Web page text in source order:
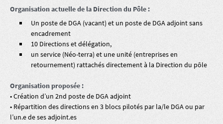
Organisation actuelle de la Direction du Pôle :
Un poste de DGA (vacant) et un poste de DGA adjoint sans
encadrement
10 Directions et délégation,
un service (Néo-terra) et une unité (entreprises en
retournement) rattachés directement à la Direction du pôle
Organisation proposée :
• Création d’un 2nd poste de DGA adjoint
• Répartition des directions en 3 blocs pilotés par la/le DGA ou par
l’un.e de ses adjoint.es